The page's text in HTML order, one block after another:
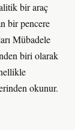
bir araç
bir pencere
Mübadele
biri olarak
okunur.